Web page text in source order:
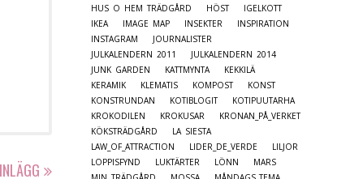
HUS O HEM TRÄDGÅRD
HÖST
IGELKOTT
IKEA
IMAGE MAP INSEKTER
INSPIRATION
INSTAGRAM
JOURNALISTER
JULKALENDERN 2011
JULKALENDERN 2014
JUNK GARDEN
KATTMYNTA
KEKKILÄ
KERAMIK
KLEMATIS KOMPOST
KONST
KONSTRUNDAN
KOTIBLOGIT
KOTIPUUTARHA
KROKODILEN
KROKUSAR
KRONAN_PÅ_VERKET
KÖKSTRÄDGÅRD
LA SIESTA
LAW_OF_ATTRACTION
LIDER_DE_VERDE
LILJOR
LOPPISFYND
LUKTÄRTER LÖNN
MARS